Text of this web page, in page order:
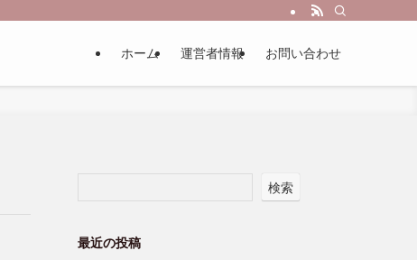
ホーム 運営者情報 お問い合わせ
検索
最近の投稿